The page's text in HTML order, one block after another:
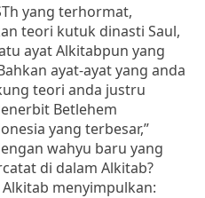
yang terhormat,
teori kutuk dinasti Saul,
ayat Alkitabpun yang
ayat-ayat yang anda
teori anda justru
Betlehem
yang terbesar,”
wahyu baru yang
di dalam Alkitab?
menyimpulkan: